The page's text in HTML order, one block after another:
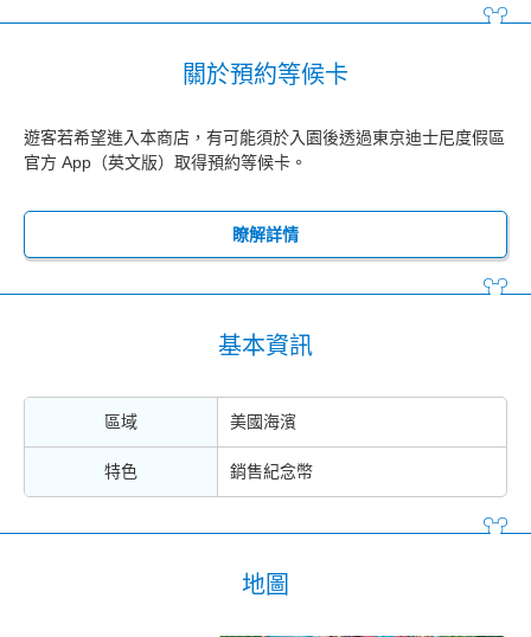
關於預約等候卡
遊客若希望進入本商店，有可能須於入園後透過東京迪士尼度假區
官方 App（英文版）取得預約等候卡。
瞭解詳情
基本資訊
區域 美國海濱
特色 銷售紀念幣
地圖